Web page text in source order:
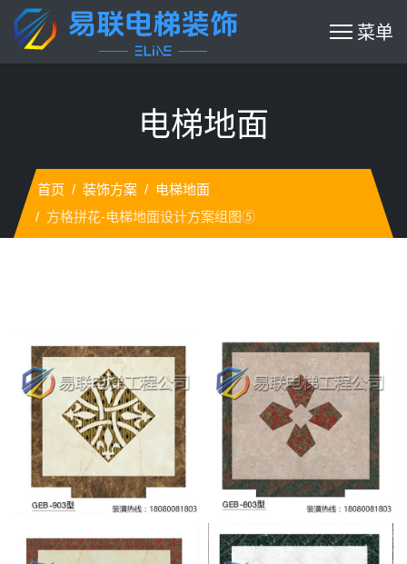
电梯地面
首页 装饰方案
电梯地面
方格拼花-电梯地面设计方案组图⑤